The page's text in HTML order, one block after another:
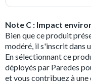
Note C : Impact
Bien que ce produit
modéré, il s'inscrit dans
En sélectionnant ce
déployés par Paredes
et vous contribuez à